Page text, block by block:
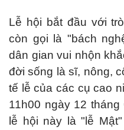
Lễ hội bắt đầu với
còn gọi là "bách
dân gian vui nhộn
đời sống là sĩ, nông,
tế lễ của các cụ cao
11h00 ngày 12
lễ hội này là "lễ